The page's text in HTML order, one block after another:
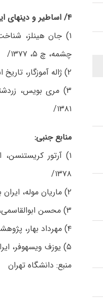
۴/ اساطیر و دینهای
۱) جان هینلز،
چشمه، چ ۵، ۱۳۷۷/
۲) ژاله آموزگار، تاریخ اساطیری ایران، تهران، انتشارات سمت، چ ۲، ۱۳۸۱/
۳) مری بویس،
۱۳۸۱/
منابع جنبی:
۱) آرتور
۱۳۷۸/
۲) ماریان موله، ایران باستان، ترجمه ژاله آموزگار، تهران، انتشارات توس، چ ۵، ۱۳۷۷/
۳) محسن ابوالقاسمی، زبان فارسی و سرگذشت آن، تهران، انتشارات هیرمند، چ ۲، ۱۳۸۲/
۴) مهرداد بهار، پژوهشی در اساطیر ایران، تهران، انتشارات آگاه، چ ۳، ۱۳۷۸/
۵) یوزف ویسهوفر، ایران باستان، ترجمه مرتضی ثاقب*فر، تهران، انتشارات ققنوس، چ ۲، ۱۳۷۶/
منبع: دانشگاه تهران